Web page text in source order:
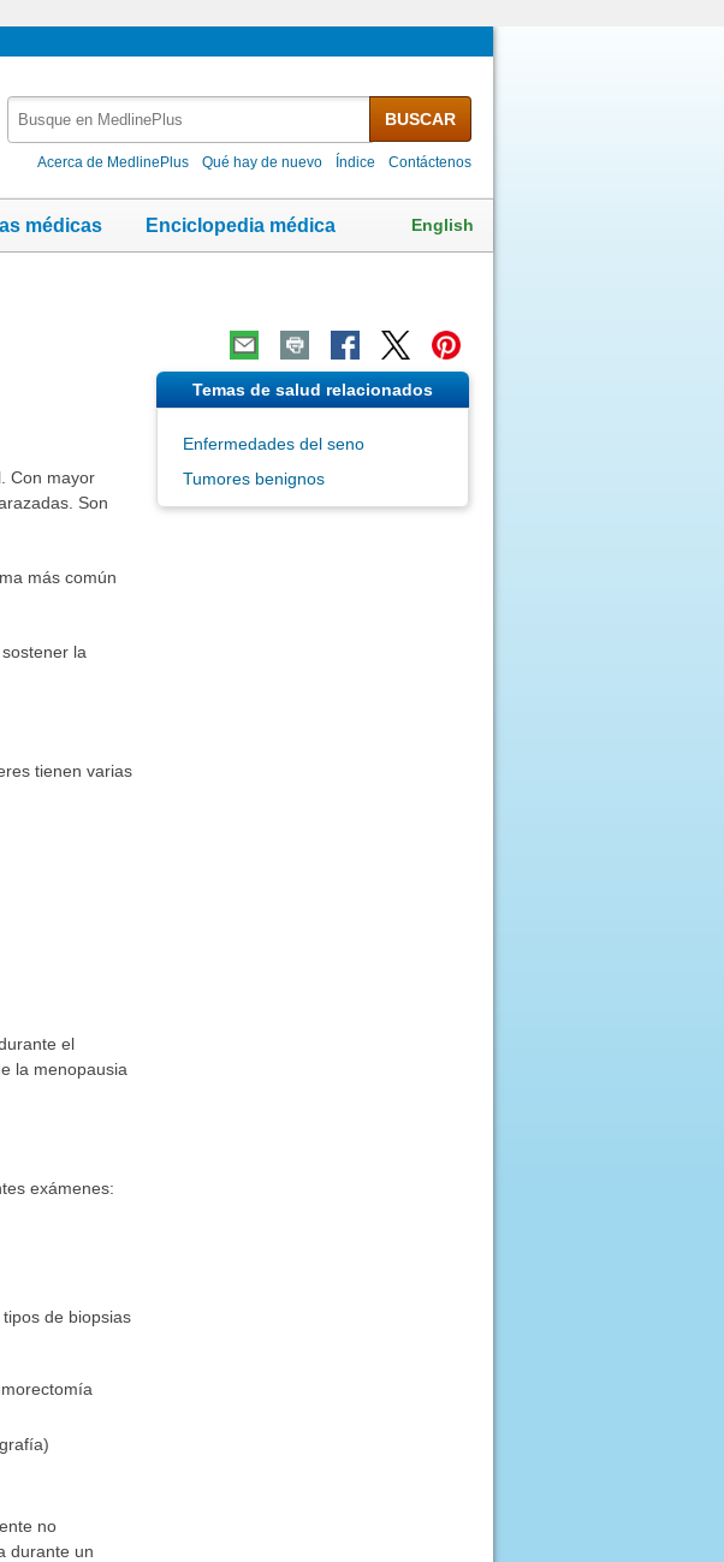
MedlinePlus
BUSCAR
Acerca de MedlinePlus Qué hay de nuevo Índice Contáctenos
médicas Enciclopedia médica English
Con mayor
Son
más común
la
tienen varias
el
la menopausia
exámenes:
de biopsias
no
durante un
Temas de salud relacionados
Enfermedades del seno
Tumores benignos